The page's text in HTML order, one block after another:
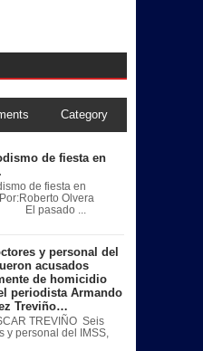
Category
de fiesta en
de fiesta en
Olvera
El pasado ...
y personal del
acusados
de homicidio
periodista Armando
Treviño…
TREVIÑO Seis
y personal del IMSS,